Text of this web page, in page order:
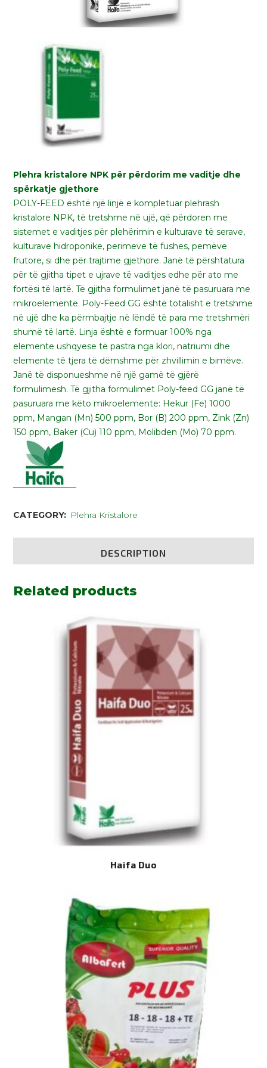
Plehra kristalore NPK për përdorim me vaditje dhe
spërkatje gjethore
POLY-FEED është një linjë e kompletuar plehrash
kristalore NPK, të tretshme në ujë, që përdoren me
sistemet e vaditjes për plehërimin e kulturave të serave,
kulturave hidroponike, perimeve të fushes, pemëve
frutore, si dhe për trajtime gjethore. Janë të përshtatura
për të gjitha tipet e ujrave të vaditjes edhe për ato me
fortësi të lartë. Të gjitha formulimet janë të pasuruara me
mikroelemente. Poly-Feed GG është totalisht e tretshme
në ujë dhe ka përmbajtje në lëndë të para me tretshmëri
shumë të lartë. Linja është e formuar 100% nga
elemente ushqyese të pastra nga klori, natriumi dhe
elemente të tjera të dëmshme për zhvillimin e bimëve.
Janë të disponueshme në një gamë të gjërë
formulimesh. Të gjitha formulimet Poly-feed GG janë të
pasuruara me këto mikroelemente: Hekur (Fe) 1000
ppm, Mangan (Mn) 500 ppm, Bor (B) 200 ppm, Zink (Zn)
150 ppm, Baker (Cu) 110 ppm, Molibden (Mo) 70 ppm.
CATEGORY: Plehra Kristalore
DESCRIPTION
Related products
Haifa Duo